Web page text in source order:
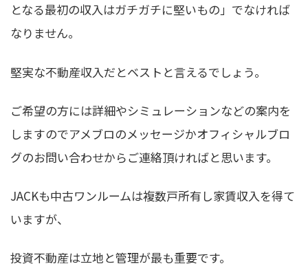
となる最初の収入はガチガチに堅いもの」でなければ
なりません。
堅実な不動産収入だとベストと言えるでしょう。
ご希望の方には詳細やシミュレーションなどの案内を
しますのでアメブロのメッセージかオフィシャルブロ
グのお問い合わせからご連絡頂ければと思います。
JACKも中古ワンルームは複数戸所有し家賃収入を得て
いますが、
投資不動産は立地と管理が最も重要です。